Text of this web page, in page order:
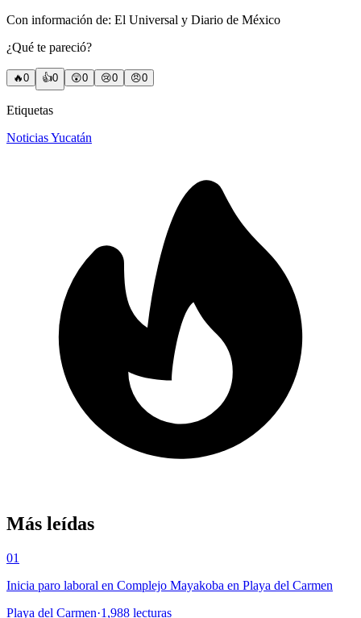
Con información de: El Universal y Diario de México
¿Qué te pareció?
🔥0 👍0 😲0 😢0 😠0
Etiquetas
Noticias Yucatán
Más leídas
01
Inicia paro laboral en Complejo Mayakoba en Playa del Carmen
Playa del Carmen·1,988 lecturas